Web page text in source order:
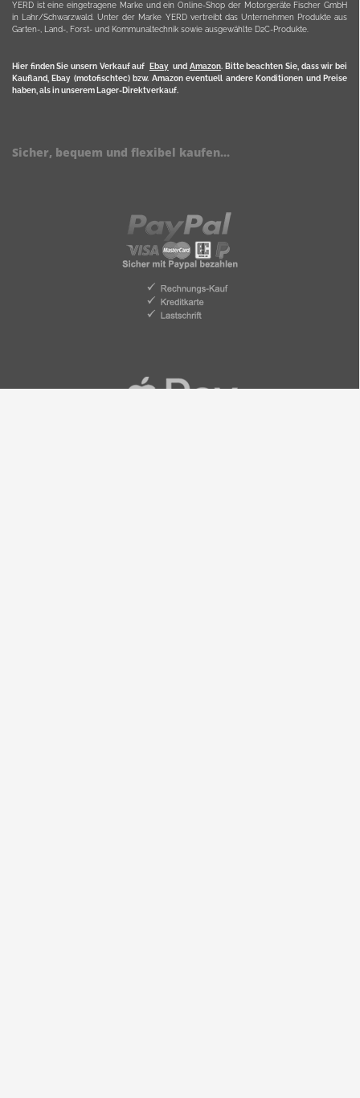
YERD ist eine eingetragene Marke und ein Online-Shop der Motorgeräte Fischer GmbH
in Lahr/Schwarzwald. Unter der Marke YERD vertreibt das Unternehmen Produkte aus
Garten-, Land-, Forst- und Kommunaltechnik sowie ausgewählte D2C-Produkte.
Hier finden Sie unsern Verkauf auf Ebayund Amazon. Bitte beachten Sie, dass wir bei
Kaufland, Ebay (motofischtec) bzw. Amazon eventuell andere Konditionen und Preise
haben, als in unserem Lager-Direktverkauf.
Sicher, bequem und flexibel kaufen...